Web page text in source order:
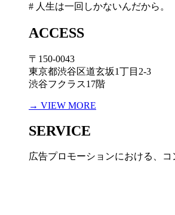
# 人生は一回しかないんだから。
ACCESS
〒150-0043
東京都渋谷区道玄坂1丁目2-3
渋谷フクラス17階
→ VIEW MORE
SERVICE
広告プロモーションにおける、